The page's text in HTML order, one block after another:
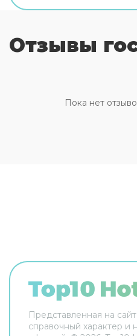
В гостевом доме есть
путешественников на
передвижения
трансфера. Доступная
Отзывы
Пока нет
Представленная на
справочный характер и